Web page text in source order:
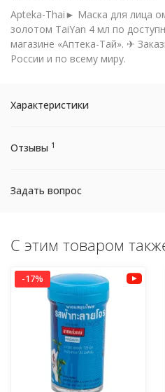
Apteka-Thai► Маска для лица
золотом TaiYan 4 мл по
магазине «Аптека-Тай». ✈
России и по всему миру.
Характеристики
Отзывы 1
Задать вопрос
С этим товаром
-17%